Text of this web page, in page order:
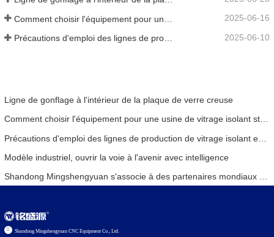
2025-06-16
2025-06-10
Ligne de gonflage à l'intérieur de la plaque de verre creuse
Comment choisir l'équipement pour une usine de vitrage isolant standard
Modèle industriel, ouvrir la voie à l'avenir avec intelligence
Shandong Mingshengyuan s'associe à des partenaires mondiaux pour inaugurer une nouvelle ère d'équipements de vitrage isolant
Shandong Mingshengyuan CNC Equipment Co., Ltd.